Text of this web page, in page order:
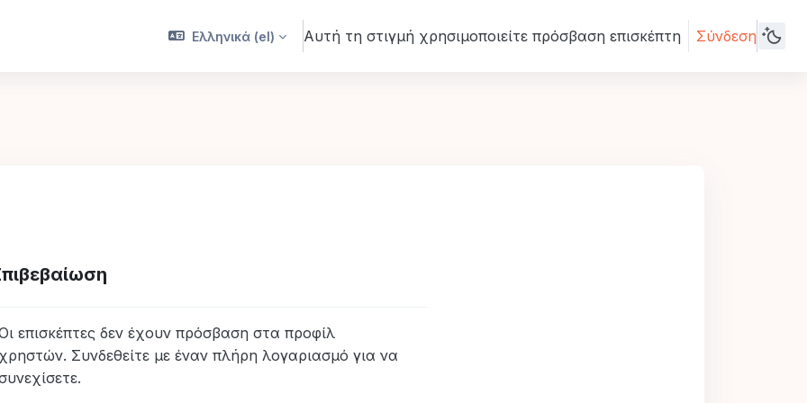
Ελληνικά ‎(el)‎ Αυτή τη στιγμή χρησιμοποιείτε πρόσβαση επισκέπτη Σύνδεση
επισκέπτες δεν έχουν πρόσβαση στα προφίλ
Συνδεθείτε με έναν πλήρη λογαριασμό για να